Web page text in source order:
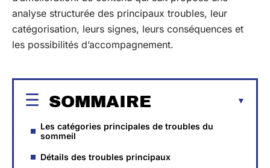
analyse structurée des principaux troubles, leur
catégorisation, leurs signes, leurs conséquences et
les possibilités d’accompagnement.
SOMMAIRE
Les catégories principales de troubles du
sommeil
Détails des troubles principaux